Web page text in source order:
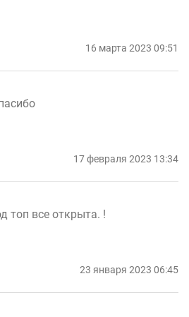
16 марта 2023 09:51
17 февраля 2023 13:34
топ все открыта. !
23 января 2023 06:45